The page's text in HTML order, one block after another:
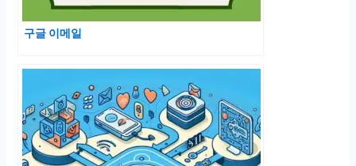
구글 이메일